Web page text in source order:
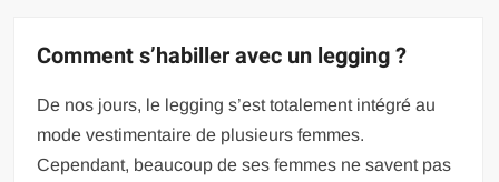
Comment s’habiller avec un legging ?
De nos jours, le legging s’est totalement intégré au
mode vestimentaire de plusieurs femmes.
Cependant, beaucoup de ses femmes ne savent pas